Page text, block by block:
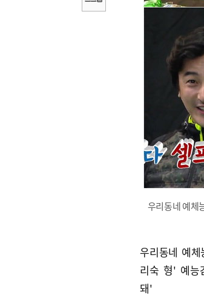
우리동네 예체
우리동네 예
리숙 형' 예
돼'